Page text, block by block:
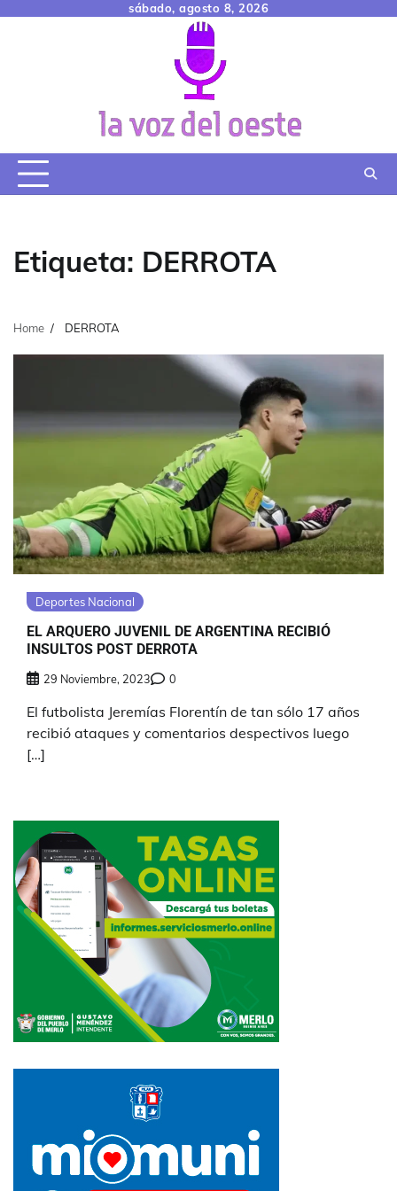
sábado, agosto 8, 2026
Etiqueta: DERROTA
Home DERROTA
Deportes Nacional
EL ARQUERO JUVENIL DE ARGENTINA RECIBIÓ
INSULTOS POST DERROTA
29 Noviembre, 2023 0
El futbolista Jeremías Florentín de tan sólo 17 años
recibió ataques y comentarios despectivos luego
[…]